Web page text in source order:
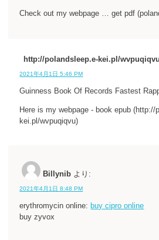
Check out my webpage … get pdf
http://polandsleep.e-kei.pl/wvpuqiqvu
2021年4月1日 5:46 PM
Guinness Book Of Records Fastest
Here is my webpage - book epub (http://
kei.pl/wvpuqiqvu)
Billynib より:
2021年4月1日 8:48 PM
erythromycin online: buy cipro online
buy zyvox